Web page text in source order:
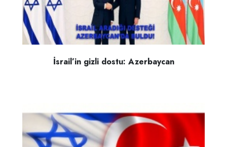
İsrail’in gizli dostu: Azerbaycan